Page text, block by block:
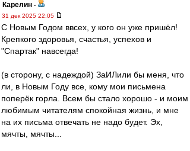
Карелин -
31 дек 2025 22:05
С Новым Годом ввсех, у кого он уже пришёл!
Крепкого здоровья, счастья, успехов и
"Спартак" навсегда!
(в сторону, с надеждой) ЗаИЛили бы меня, что
ли, в Новым Году все, кому мои письмена
поперёк горла. Всем бы стало хорошо - и моим
любимым читателям спокойная жизнь, и мне
на их письма отвечать не надо будет. Эх,
мячты, мячты...